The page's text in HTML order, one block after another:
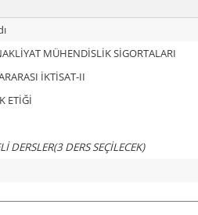
MÜHENDİSLİK SİGORTALARI
İKTİSAT-II
ETİĞİ
DERSLER(3 DERS SEÇİLECEK)